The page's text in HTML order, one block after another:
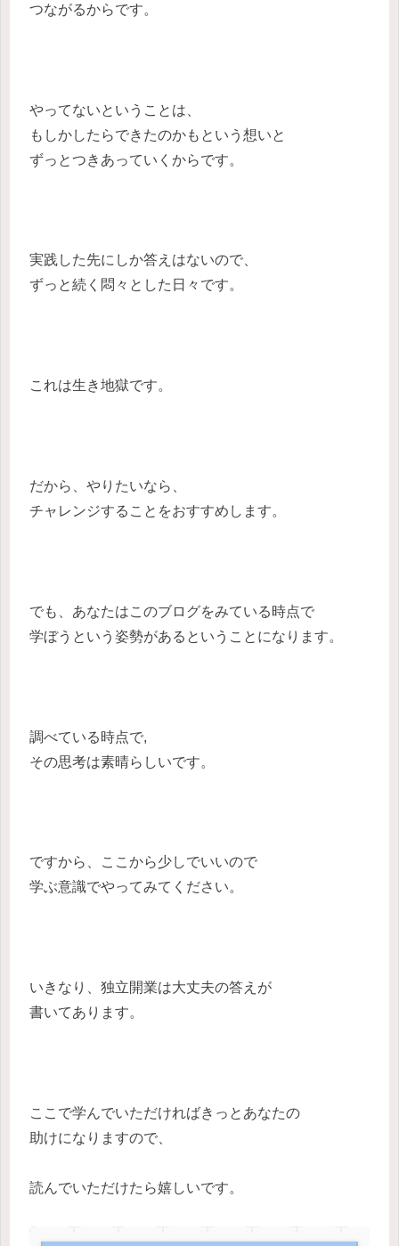
つながるからです。
やってないということは、
もしかしたらできたのかもという想いと
ずっとつきあっていくからです。
実践した先にしか答えはないので、
ずっと続く悶々とした日々です。
これは生き地獄です。
だから、やりたいなら、
チャレンジすることをおすすめします。
でも、あなたはこのブログをみている時点で
学ぼうという姿勢があるということになります。
調べている時点で,
その思考は素晴らしいです。
ですから、ここから少しでいいので
学ぶ意識でやってみてください。
いきなり、独立開業は大丈夫の答えが
書いてあります。
ここで学んでいただければきっとあなたの
助けになりますので、
読んでいただけたら嬉しいです。